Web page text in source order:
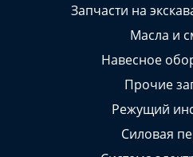
Запчасти на
Масла и
Навесное
Прочие
Режущий
Силовая